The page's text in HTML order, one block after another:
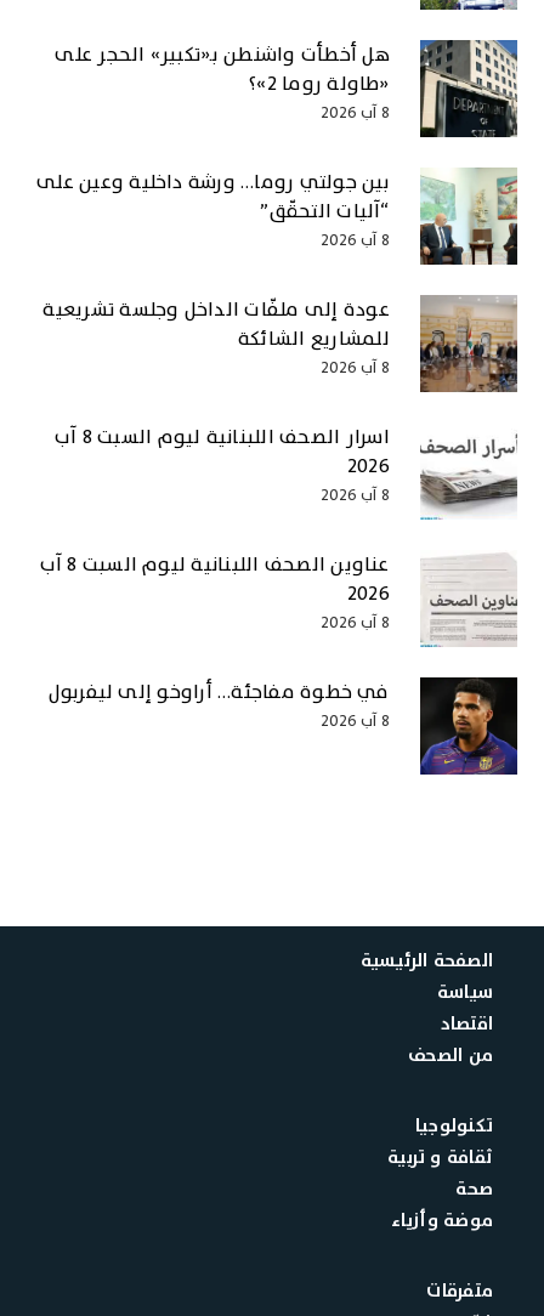
هل أخطأت واشنطن بـ«تكبير» الحجر على
«طاولة روما 2»؟
8 آب 2026
بين جولتي روما… ورشة داخلية وعين على
“آليات التحقّق”
8 آب 2026
عودة إلى ملفّات الداخل وجلسة تشريعية
للمشاريع الشائكة
8 آب 2026
اسرار الصحف اللبنانية ليوم السبت 8 آب
2026
8 آب 2026
عناوين الصحف اللبنانية ليوم السبت 8 آب
2026
8 آب 2026
في خطوة مفاجئة… أراوخو إلى ليفربول
8 آب 2026
الصفحة الرئيسية
سياسة
اقتصاد
من الصحف
تكنولوجيا
ثقافة و تربية
صحة
موضة وأزياء
متفرقات